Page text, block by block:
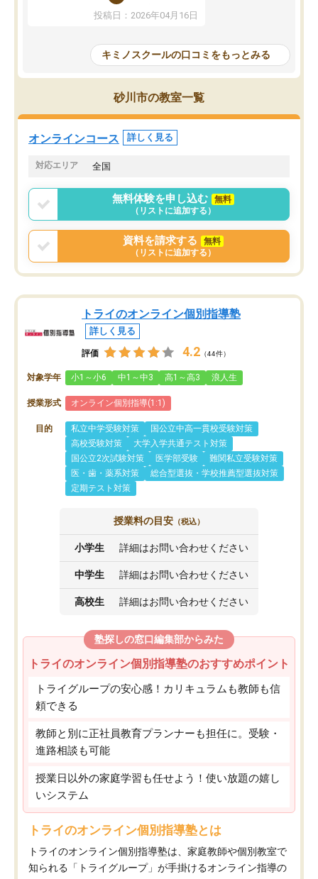
を詰め込むのではなく、自学自習の習
慣が身につくよう並走してくれるの
はなくなりました。
講師の方との距離も近く、親身なコー
チングのおかげで、停滞期もモチベー
ションを維持できました。「やらされ
る勉強」から「目標のための勉強」へ
意識が変わったことが、目標校への合
投稿日：2026年04月16日
の仕方をコーチングして
ルなので、家での学習習
身につきました。結果と
た。自分から学ぶ姿勢を
キミノスクールの口コミをもっとみる
砂川市の教室一覧
オンラインコース 詳しく見る
対応エリア 全国
無料体験を申し込む
無料
（リストに追加する）
資料を請求する
無料
（リストに追加する）
トライのオンライン個別指導塾
詳しく見る
評価 4.2 （44件）
対象学年 小1～小6 中1～中3 高1～高3 浪人生
授業形式 オンライン個別指導(1:1)
目的 私立中学受験対策
国公立中高一貫校受験対策
高校受験対策
大学入学共通テスト対策
国公立2次試験対策
医学部受験
難関私立受験対策
医・歯・薬系対策
総合型選抜・学校推薦型選抜対策
定期テスト対策
授業料の目安 （税込）
小学生 詳細はお問い合わせください
中学生 詳細はお問い合わせください
高校生 詳細はお問い合わせください
塾探しの窓口編集部からみた
トライのオンライン個別指導塾のおすすめポイント
トライグループの安心感！カリキュラムも教師も信
頼できる
教師と別に正社員教育プランナーも担任に。受験・
進路相談も可能
授業日以外の家庭学習も任せよう！使い放題の嬉し
いシステム
トライのオンライン個別指導塾とは
トライのオンライン個別指導塾は、家庭教師や個別教室で
知られる「トライグループ」が手掛けるオンライン指導の